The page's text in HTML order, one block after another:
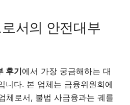
서의 안전대부
후기에서 가장 궁금해하는 대
니다. 본 업체는 금융위원회에
체로서, 불법 사금융과는 궤를